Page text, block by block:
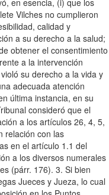
en esencia, (i) que los
Vilches no cumplieron
calidad y
a su derecho a la salud;
obtener el consentimiento
a la intervención
su derecho a la vida y
adecuada atención
última instancia, en su
consideró que el
a los artículos 26, 4, 5,
relación con las
en el artículo 1.1 del
a los diversos numerales
(párr. 176). 3. Si bien
Jueces y Jueza, lo cual